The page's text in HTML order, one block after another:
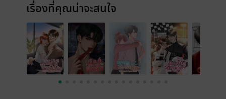
เรื่องที่คุณน่าจะสนใจ